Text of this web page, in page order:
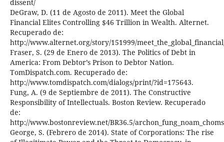
dissent/
DeGraw, D. (11 de Agosto de 2011). Meet the Global
Financial Elites Controlling $46 Trillion in Wealth. Alternet.
Recuperado de:
http://www.alternet.org/story/151999/
Fraser, S. (29 de Enero de 2013). The Politics of Debt in
America: From Debtor’s Prison to Debtor Nation.
TomDispatch.com. Recuperado de:
http://www.tomdispatch.com/dialogs/print/?id=175643.
Fung, A. (9 de Septiembre de 2011). The Constructive
Responsibility of Intellectuals. Boston Review. Recuperado
de:
http://www.bostonreview.net/BR36.5/
George, S. (Febrero de 2014). State of Corporations: The rise